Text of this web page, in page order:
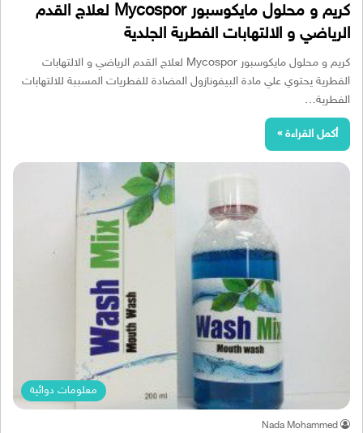
كريم و محلول مايكوسبور Mycospor لعلاج القدم
الرياضي و الالتهابات الفطرية الجلدية
كريم و محلول مايكوسبور Mycospor لعلاج القدم الرياضي و الالتهابات
الفطرية يحتوي علي مادة البيفونازول المضادة للفطريات المسببة للالتهابات
الفطرية…
أكمل القراءة »
معلومات دوائية
Nada Mohammed